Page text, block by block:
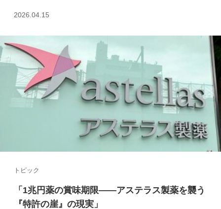
2026.04.15
トピック
「1兆円薬の賞味期限――アステラス製薬を襲う
『特許の崖』の現実」